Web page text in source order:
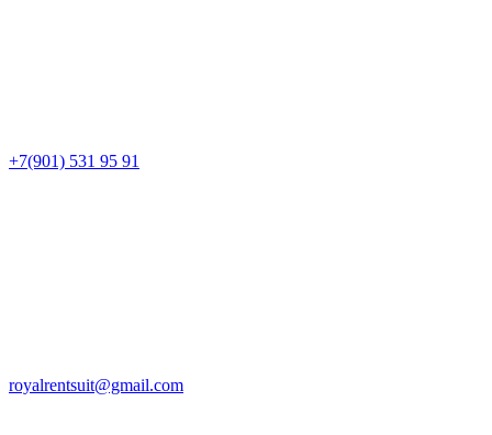
+7(901) 531 95 91
royalrentsuit@gmail.com